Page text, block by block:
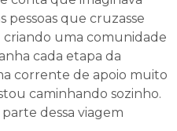
pessoas que cruzasse
criando uma comunidade
cada etapa da
corrente de apoio muito
caminhando sozinho.
dessa viagem